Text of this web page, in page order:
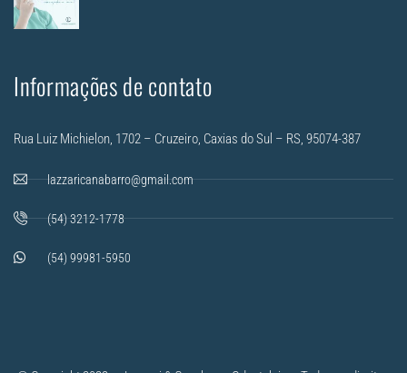
Informações de contato
Rua Luiz Michielon, 1702 – Cruzeiro, Caxias do Sul – RS, 95074-387
lazzaricanabarro@gmail.com
(54) 3212-1778
(54) 99981-5950